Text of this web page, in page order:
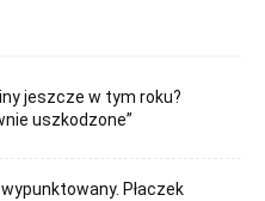
jeszcze w tym roku?
uszkodzone”
Płaczek